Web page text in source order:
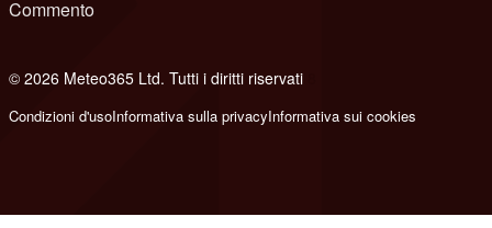
Commento
© 2026 Meteo365 Ltd. Tutti i diritti riservati
Condizioni d'usoInformativa sulla privacyInformativa sui cookies